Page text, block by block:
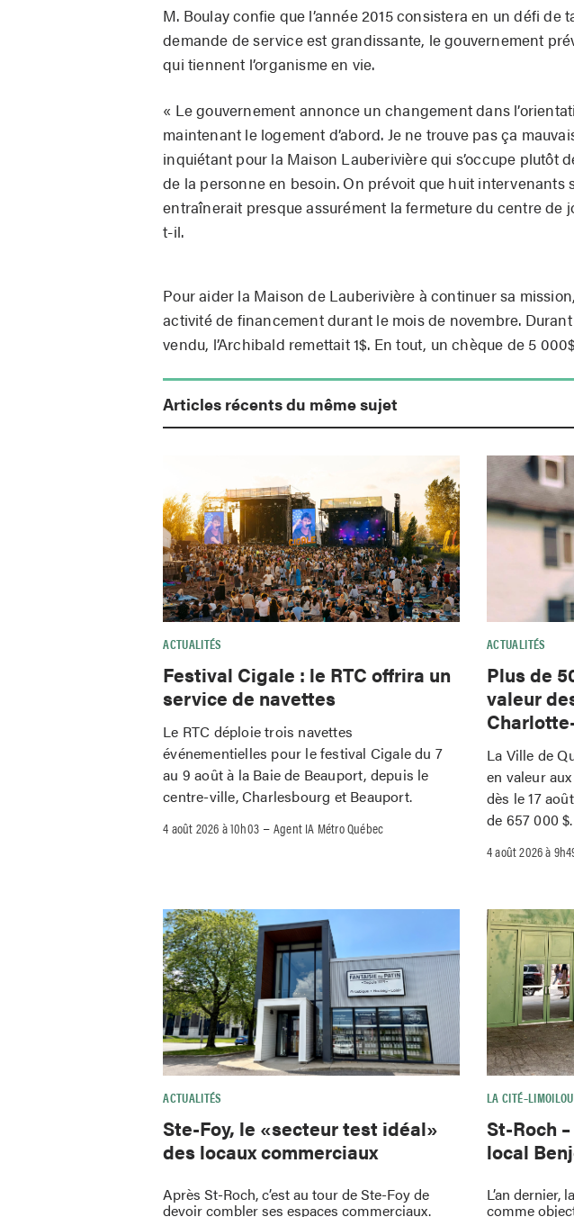
M. Boulay confie que l’année 2015 consistera en un défi de
demande de service est grandissante, le gouvernement
qui tiennent l’organisme en vie.
« Le gouvernement annonce un changement dans
maintenant le logement d’abord. Je ne trouve pas ça
inquiétant pour la Maison Lauberivière qui s’occupe plutôt
de la personne en besoin. On prévoit que huit intervenants
entraînerait presque assurément la fermeture du centre de
t-il.
Pour aider la Maison de Lauberivière à continuer sa
activité de financement durant le mois de novembre.
vendu, l’Archibald remettait 1$. En tout, un chèque de 5
Articles récents du même sujet
ACTUALITÉS
Festival Cigale : le RTC offrira un
service de navettes
Le RTC déploie trois navettes
événementielles pour le festival Cigale du 7
au 9 août à la Baie de Beauport, depuis le
centre-ville, Charlesbourg et Beauport.
4 août 2026 à 10h03 –Agent IA Métro Québec
ACTUALITÉS
Plus de
valeur
La Ville de
en valeur
dès le 17
de 657 000 $.
4 août 2026 à
ACTUALITÉS
Ste-Foy, le «secteur test idéal»
des locaux commerciaux
Après St-Roch, c’est au tour de Ste-Foy de
devoir combler ses espaces commerciaux.
LA CITÉ–LIMOILOU
St-Roch
local
L’an dernier,
comme